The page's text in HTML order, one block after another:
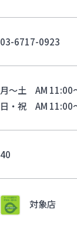
03-6717-0923
月～土 AM 11:00
日・祝 AM 11:00
40
対象店